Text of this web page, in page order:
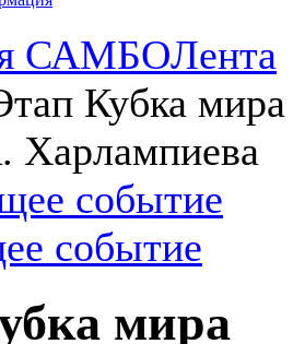
САМБОЛента
Кубка мира
Харлампиева
событие
событие
мира